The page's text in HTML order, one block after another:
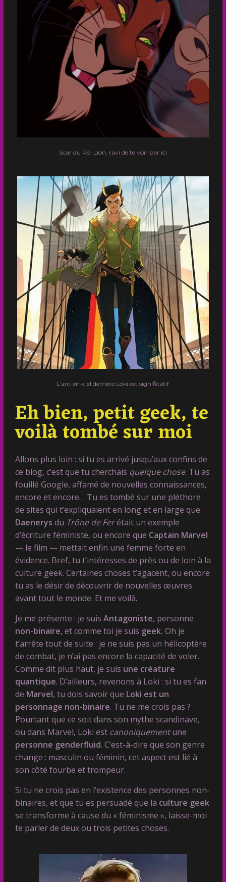
Scar du Roi Lion, ravi de te voir par ici
L’arc-en-ciel derrière Loki est significatif
Eh bien, petit geek, te
voilà tombé sur moi​
Allons plus loin : si tu es arrivé jusqu’aux confins de
ce blog, c’est que tu cherchais quelque chose. Tu as
fouillé Google, affamé de nouvelles connaissances,
encore et encore… Tu es tombé sur une pléthore
de sites qui t’expliquaient en long et en large que
Daenerys du Trône de Ferétait un exemple
d’écriture féministe, ou encore que Captain Marvel
— le film — mettait enfin une femme forte en
évidence. Bref, tu t’intéresses de près ou de loin à la
culture geek. Certaines choses t’agacent, ou encore
tu as le désir de découvrir de nouvelles œuvres
avant tout le monde. Et me voilà.
Je me présente : je suis Antagoniste, personne
non-binaire, et comme toi je suis geek. Oh je
t’arrête tout de suite : je ne suis pas un hélicoptère
de combat, je n’ai pas encore la capacité de voler.
Comme dit plus haut, je suis une créature
quantique. D’ailleurs, revenons à Loki : si tu es fan
de Marvel, tu dois savoir que Loki est un
personnage non-binaire. Tu ne me crois pas ?
Pourtant que ce soit dans son mythe scandinave,
ou dans Marvel, Loki est canoniquementune
personne genderfluid. C’est-à-dire que son genre
change : masculin ou féminin, cet aspect est lié à
son côté fourbe et trompeur.
Si tu ne crois pas en l’existence des personnes non-
binaires, et que tu es persuadé que la culture geek
se transforme à cause du « féminisme », laisse-moi
te parler de deux ou trois petites choses.